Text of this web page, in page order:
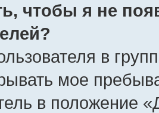
чтобы я не
в
мое
в положение